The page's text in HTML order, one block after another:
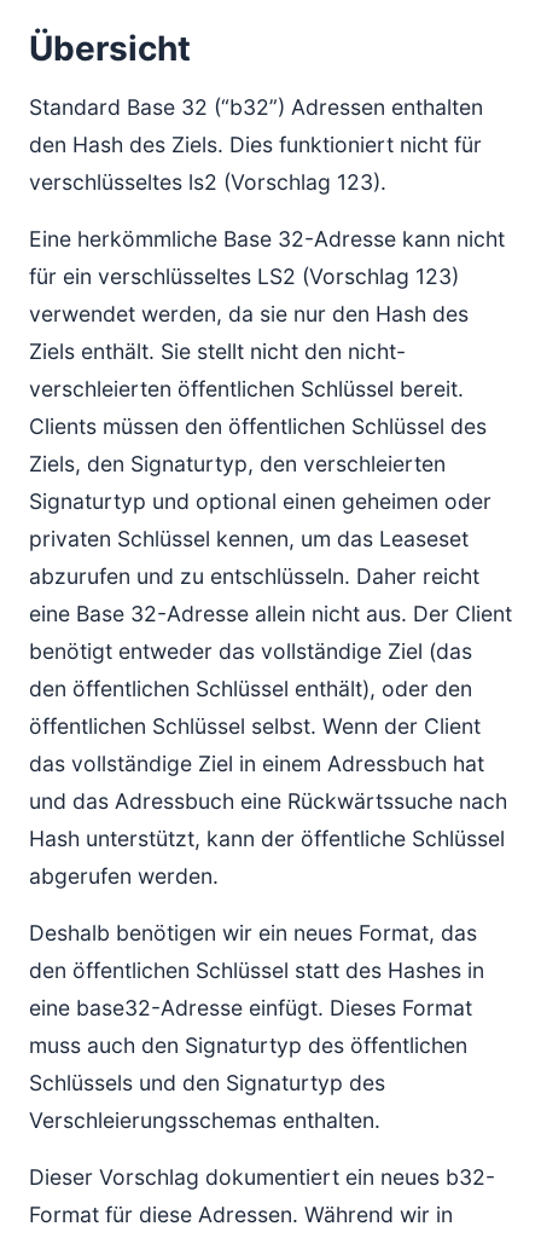
Übersicht
Standard Base 32 (“b32”) Adressen enthalten
den Hash des Ziels. Dies funktioniert nicht für
verschlüsseltes ls2 (Vorschlag 123).
Eine herkömmliche Base 32-Adresse kann nicht
für ein verschlüsseltes LS2 (Vorschlag 123)
verwendet werden, da sie nur den Hash des
Ziels enthält. Sie stellt nicht den nicht-
verschleierten öffentlichen Schlüssel bereit.
Clients müssen den öffentlichen Schlüssel des
Ziels, den Signaturtyp, den verschleierten
Signaturtyp und optional einen geheimen oder
privaten Schlüssel kennen, um das Leaseset
abzurufen und zu entschlüsseln. Daher reicht
eine Base 32-Adresse allein nicht aus. Der Client
benötigt entweder das vollständige Ziel (das
den öffentlichen Schlüssel enthält), oder den
öffentlichen Schlüssel selbst. Wenn der Client
das vollständige Ziel in einem Adressbuch hat
und das Adressbuch eine Rückwärtssuche nach
Hash unterstützt, kann der öffentliche Schlüssel
abgerufen werden.
Deshalb benötigen wir ein neues Format, das
den öffentlichen Schlüssel statt des Hashes in
eine base32-Adresse einfügt. Dieses Format
muss auch den Signaturtyp des öffentlichen
Schlüssels und den Signaturtyp des
Verschleierungsschemas enthalten.
Dieser Vorschlag dokumentiert ein neues b32-
Format für diese Adressen. Während wir in